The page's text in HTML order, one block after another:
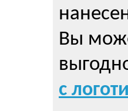
Вы
с